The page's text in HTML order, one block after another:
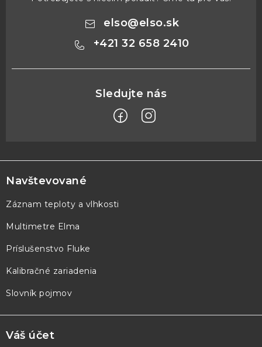
elso@elso.sk
+421 32 658 2410
á
p
ä
e
Navštevované
Záznam teploty a vlhkosti
Multimetre Elma
Príslušenstvo Fluke
Kalibračné zariadenia
Slovník pojmov
Váš účet